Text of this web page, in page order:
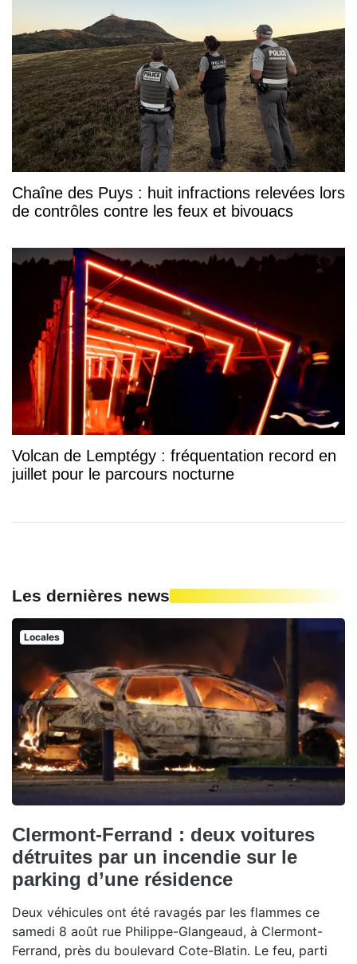
Chaîne des Puys : huit infractions relevées lors
de contrôles contre les feux et bivouacs
Volcan de Lemptégy : fréquentation record en
juillet pour le parcours nocturne
Les dernières news
Locales
Clermont-Ferrand : deux voitures
détruites par un incendie sur le
parking d’une résidence
Deux véhicules ont été ravagés par les flammes ce
samedi 8 août rue Philippe-Glangeaud, à Clermont-
Ferrand, près du boulevard Cote-Blatin. Le feu, parti